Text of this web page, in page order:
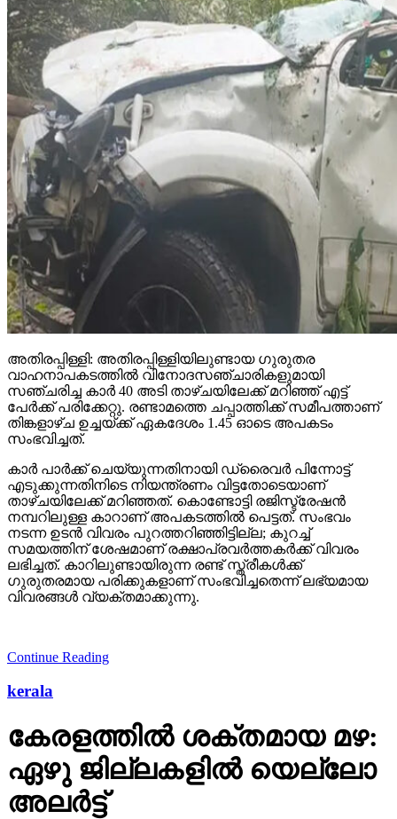
അതിരപ്പിള്ളി: അതിരപ്പിള്ളിയിലുണ്ടായ ഗുരുതര
വാഹനാപകടത്തില്‍ വിനോദസഞ്ചാരികളുമായി
സഞ്ചരിച്ച കാര്‍ 40 അടി താഴ്ചയിലേക്ക് മറിഞ്ഞ് എട്ട്
പേര്‍ക്ക് പരിക്കേറ്റു. രണ്ടാമത്തെ ചപ്പാത്തിക്ക് സമീപത്താണ്
തിങ്കളാഴ്ച ഉച്ചയ്ക്ക് ഏകദേശം 1.45 ഓടെ അപകടം
സംഭവിച്ചത്.
കാര്‍ പാര്‍ക്ക് ചെയ്യുന്നതിനായി ഡ്രൈവര്‍ പിന്നോട്ട്
എടുക്കുന്നതിനിടെ നിയന്ത്രണം വിട്ടതോടെയാണ്
താഴ്ചയിലേക്ക് മറിഞ്ഞത്. കൊണ്ടോട്ടി രജിസ്ട്രേഷന്‍
നമ്പറിലുള്ള കാറാണ് അപകടത്തില്‍ പെട്ടത്. സംഭവം
നടന്ന ഉടന്‍ വിവരം പുറത്തറിഞ്ഞിട്ടില്ല; കുറച്ച്
സമയത്തിന് ശേഷമാണ് രക്ഷാപ്രവര്‍ത്തകര്‍ക്ക് വിവരം
ലഭിച്ചത്. കാറിലുണ്ടായിരുന്ന രണ്ട് സ്ത്രീകള്‍ക്ക്
ഗുരുതരമായ പരിക്കുകളാണ് സംഭവിച്ചതെന്ന് ലഭ്യമായ
വിവരങ്ങള്‍ വ്യക്തമാക്കുന്നു.
Continue Reading
kerala
കേരളത്തില്‍ ശക്തമായ മഴ:
ഏഴു ജില്ലകളില്‍ യെല്ലോ
അലര്‍ട്ട്